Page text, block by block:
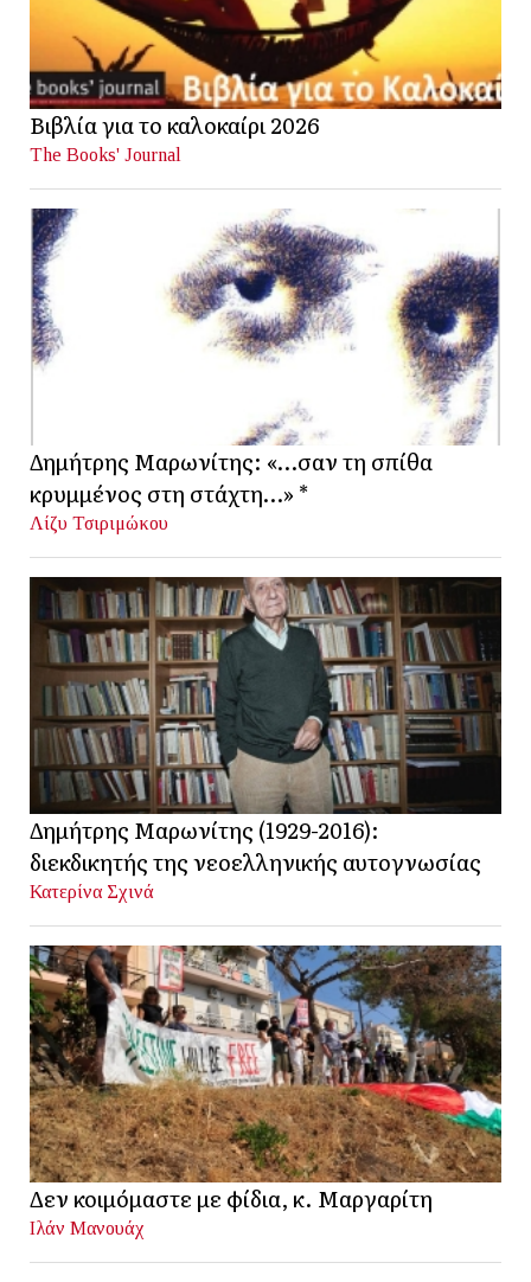
Βιβλία για το καλοκαίρι 2026
The Books' Journal
Δημήτρης Μαρωνίτης: «…σαν τη σπίθα
κρυμμένος στη στάχτη…» *
Λίζυ Τσιριμώκου
Δημήτρης Μαρωνίτης (1929-2016):
διεκδικητής της νεοελληνικής αυτογνωσίας
Κατερίνα Σχινά
Δεν κοιμόμαστε με φίδια, κ. Μαργαρίτη
Ιλάν Μανουάχ